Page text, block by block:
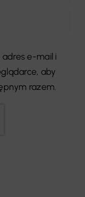
e-mail i
aby
razem.